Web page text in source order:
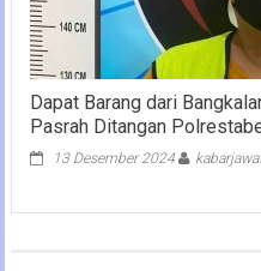
Dapat Barang dari
Pasrah Ditangan
13 Desember 2024